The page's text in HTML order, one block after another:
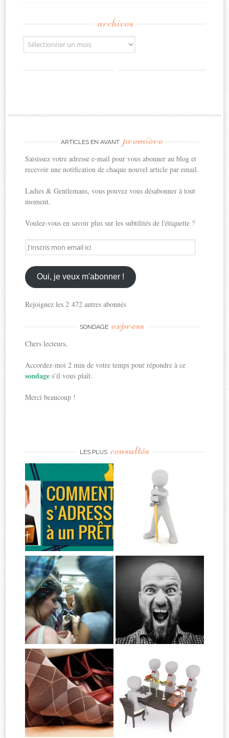
archives
Archives
ARTICLES EN AVANT première
Saisissez votre adresse e-mail pour vous abonner au blog et
recevoir une notification de chaque nouvel article par email.
Ladies & Gentlemans, vous pouvez vous désabonner à tout
moment.
Voulez-vous en savoir plus sur les subtilités de l'étiquette ?
J'inscris
mon
email
ici
Oui, je veux m'abonner !
Rejoignez les 2 472 autres abonnés
SONDAGE express
Chers lecteurs,
Accordez-moi 2 min de votre temps pour répondre à ce
sondages’il vous plaît.
Merci beaucoup !
LES PLUS consultés